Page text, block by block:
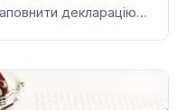
декларацію…